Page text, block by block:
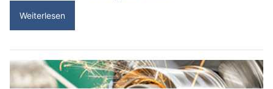
Weiterlesen